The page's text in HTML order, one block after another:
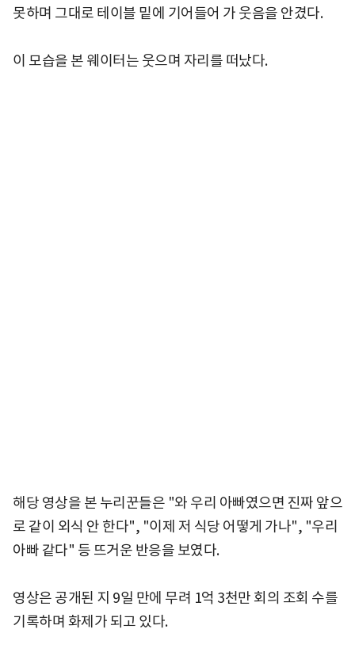
못하며 그대로 테이블 밑에 기어들어 가 웃음을 안겼다.
이 모습을 본 웨이터는 웃으며 자리를 떠났다.
해당 영상을 본 누리꾼들은 "와 우리 아빠였으면 진짜 앞으
로 같이 외식 안 한다", "이제 저 식당 어떻게 가나", "우리
아빠 같다" 등 뜨거운 반응을 보였다.
영상은 공개된 지 9일 만에 무려 1억 3천만 회의 조회 수를
기록하며 화제가 되고 있다.